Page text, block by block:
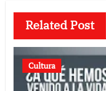
Related Post
Cultura